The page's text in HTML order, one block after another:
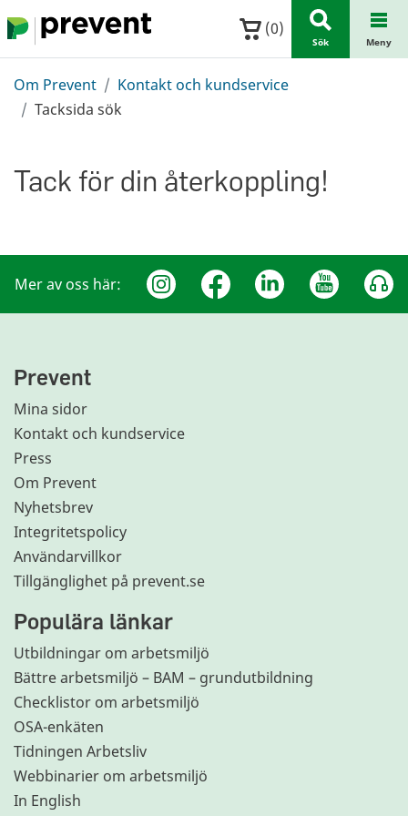
Hoppa till huvudinnehållet (0)
Sök Meny
Om Prevent
Kontakt och kundservice
Tacksida sök
Tack för din återkoppling!
Mer av oss här:
Prevent
Mina sidor
Kontakt och kundservice
Press
Om Prevent
Nyhetsbrev
Integritetspolicy
Användarvillkor
Tillgänglighet på prevent.se
Populära länkar
Utbildningar om arbetsmiljö
Bättre arbetsmiljö – BAM – grundutbildning
Checklistor om arbetsmiljö
OSA-enkäten
Tidningen Arbetsliv
Webbinarier om arbetsmiljö
In English